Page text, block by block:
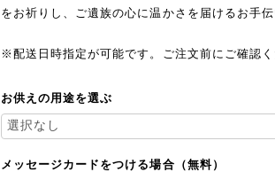
をお祈りし、ご遺族の心に温かさを届けるお手
※配送日時指定が可能です。ご注文前にご確認く
お供えの用途を選ぶ
メッセージカードをつける場合（無料）